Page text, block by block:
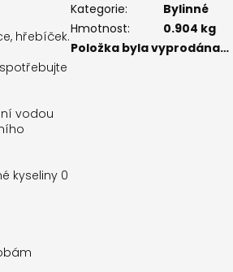
hřebíček.
vodou
kyseliny 0
Kategorie:
Bylinné
Hmotnost:
0.904 kg
Položka byla vyprodána…